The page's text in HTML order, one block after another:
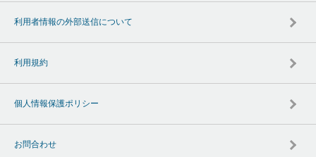
利用者情報の外部送信について
利用規約
個人情報保護ポリシー
お問合わせ